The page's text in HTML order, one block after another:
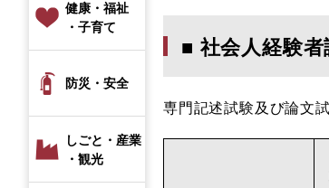
健康・福祉
・子育て
防災・安全
しごと・産業
・観光
■ 社会人経験
専門記述試験及び論文